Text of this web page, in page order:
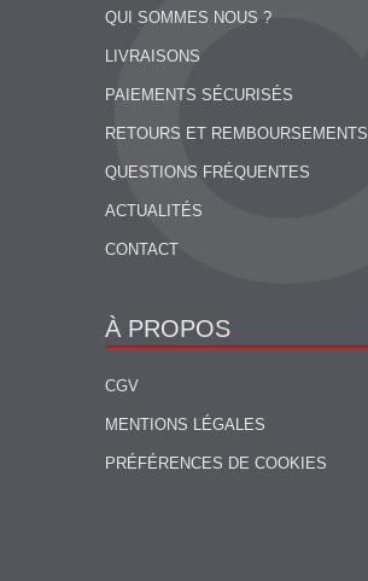
QUI SOMMES NOUS ?
LIVRAISONS
PAIEMENTS SÉCURISÉS
RETOURS ET REMBOURSEMENTS
QUESTIONS FRÉQUENTES
ACTUALITÉS
CONTACT
À PROPOS
CGV
MENTIONS LÉGALES
PRÉFÉRENCES DE COOKIES